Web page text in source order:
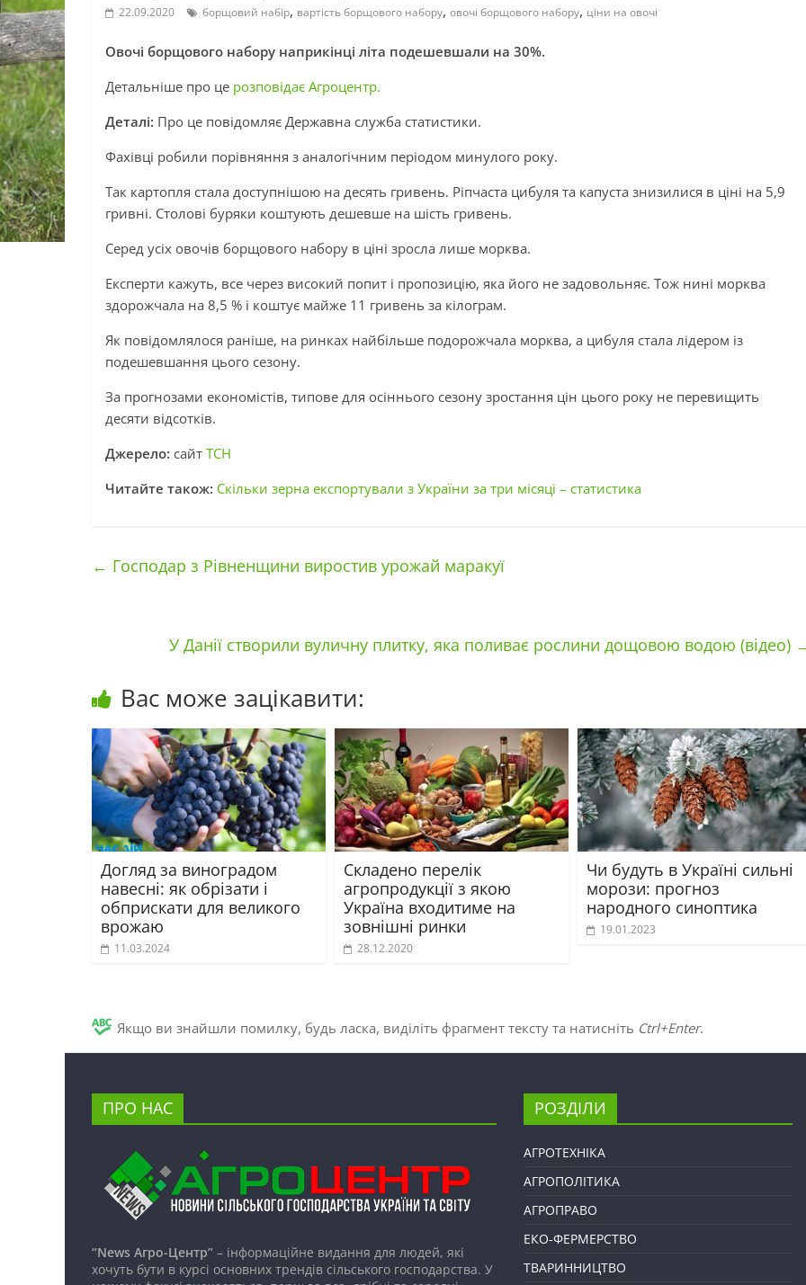
22.09.2020 борщовий набір, вартість борщового набору, овочі борщового набору, ціни на овочі
Овочі борщового набору наприкінці літа подешевшали на 30%.
Детальніше про це розповідає Агроцентр.
Деталі: Про це повідомляє Державна служба статистики.
Фахівці робили порівняння з аналогічним періодом минулого року.
Так картопля стала доступнішою на десять гривень. Ріпчаста цибуля та капуста знизилися в ціні на 5,9
гривні. Столові буряки коштують дешевше на шість гривень.
Серед усіх овочів борщового набору в ціні зросла лише морква.
Експерти кажуть, все через високий попит і пропозицію, яка його не задовольняє. Тож нині морква
здорожчала на 8,5 % і коштує майже 11 гривень за кілограм.
Як повідомлялося раніше, на ринках найбільше подорожчала морква, а цибуля стала лідером із
подешевшання цього сезону.
За прогнозами економістів, типове для осіннього сезону зростання цін цього року не перевищить
десяти відсотків.
Джерело: сайт ТСН
Читайте також: Скільки зерна експортували з України за три місяці – статистика
← Господар з Рівненщини виростив урожай маракуї
У Данії створили вуличну плитку, яка поливає рослини дощовою водою (відео)
Вас може зацікавити:
Догляд за виноградом
навесні: як обрізати і
обприскати для великого
врожаю
11.03.2024
Складено перелік
агропродукції з якою
Україна входитиме на
зовнішні ринки
28.12.2020
Чи будуть в Україні сильні
морози: прогноз
народного синоптика
19.01.2023
Якщо ви знайшли помилку, будь ласка, виділіть фрагмент тексту та натисніть Ctrl+Enter.
ПРО НАС
“News Агро-Центр” – інформаційне видання для людей, які
хочуть бути в курсі основних трендів сільського господарства. У
РОЗДІЛИ
АГРОТЕХНІКА
АГРОПОЛІТИКА
АГРОПРАВО
ЕКО-ФЕРМЕРСТВО
ТВАРИННИЦТВО